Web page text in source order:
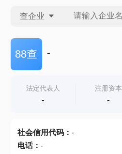
查企业
查企业
查产地
88查 -
法定代表人
-
注册资本
-
社会信用代码： -
电话： -